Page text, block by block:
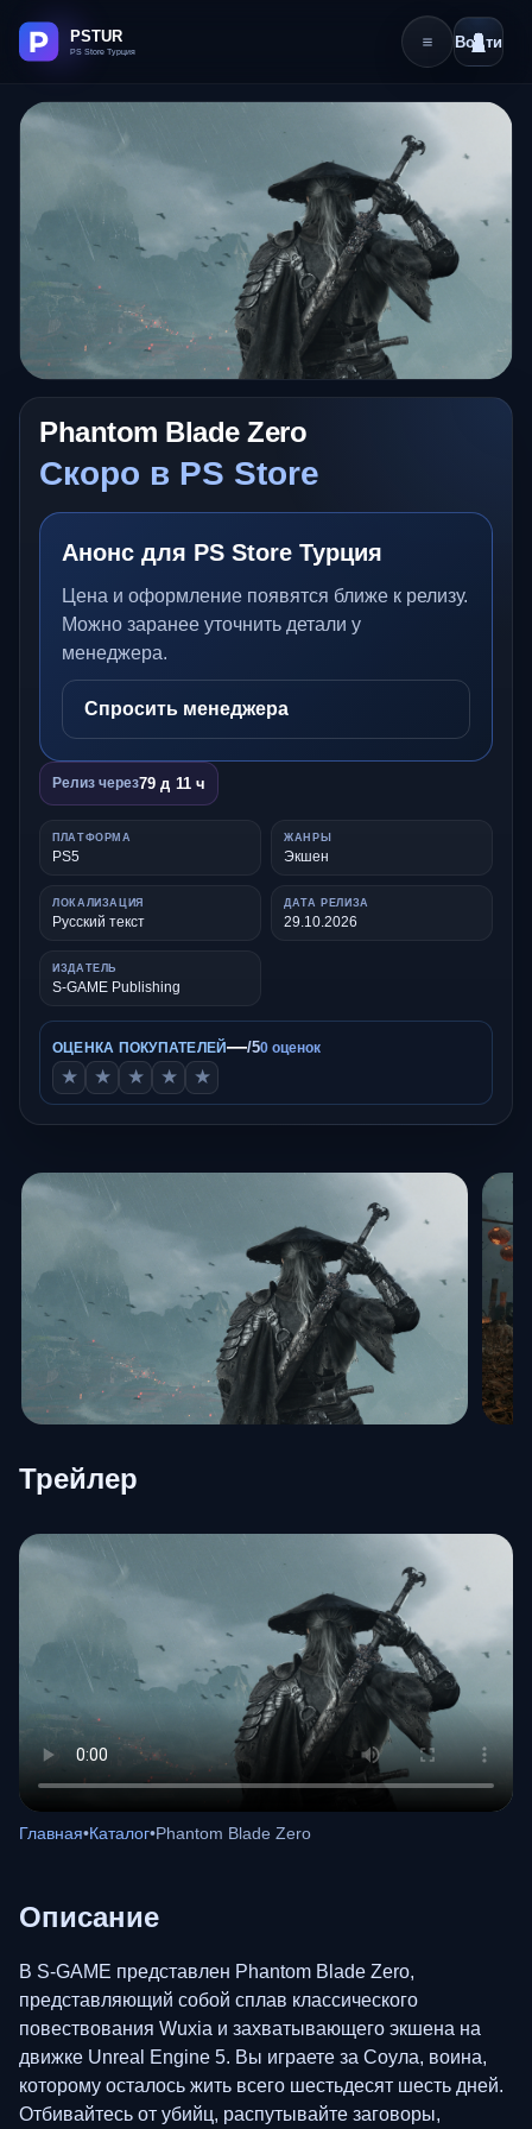
Войти
Phantom Blade Zero
Скоро в PS Store
Анонс для PS Store Турция
Цена и оформление появятся ближе к релизу.
Можно заранее уточнить детали у
менеджера.
Спросить менеджера
Релиз через79 д 11 ч
ПЛАТФОРМА
PS5
ЖАНРЫ
Экшен
ЛОКАЛИЗАЦИЯ
Русский текст
ДАТА РЕЛИЗА
29.10.2026
ИЗДАТЕЛЬ
S-GAME Publishing
ОЦЕНКА ПОКУПАТЕЛЕЙ—/50 оценок
★ ★ ★ ★ ★
Трейлер
Главная•Каталог•Phantom Blade Zero
Описание
В S-GAME представлен Phantom Blade Zero,
представляющий собой сплав классического
повествования Wuxia и захватывающего экшена на
движке Unreal Engine 5. Вы играете за Соула, воина,
которому осталось жить всего шестьдесят шесть дней.
Отбивайтесь от убийц, распутывайте заговоры,